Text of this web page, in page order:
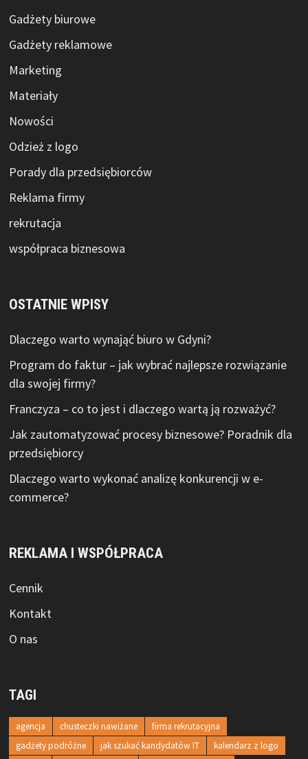
Gadżety biurowe
Gadżety reklamowe
Marketing
Materiały
Nowości
Odzież z logo
Porady dla przedsiębiorców
Reklama firmy
rekrutacja
współpraca biznesowa
OSTATNIE WPISY
Dlaczego warto wynająć biuro w Gdyni?
Program do faktur – jak wybrać najlepsze rozwiązanie
dla swojej firmy?
Franczyza – co to jest i dlaczego wartą ją rozważyć?
Jak zautomatyzować procesy biznesowe? Poradnik dla
przedsiębiorcy
Dlaczego warto wykonać analizę konkurencji w e-
commerce?
REKLAMA I WSPÓŁPRACA
Cennik
Kontakt
O nas
TAGI
agencja chusteczki nawiżane
firma rekrutacyjna
gadżety podróżne
jak szukać kandydatów IT kalendarz z logo